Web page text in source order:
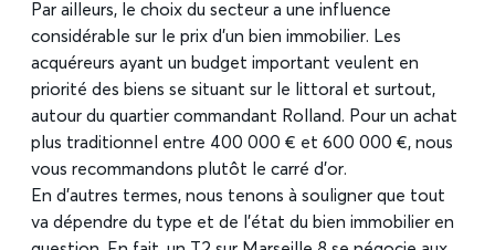
Par ailleurs, le choix du secteur a une influence
considérable sur le prix d’un bien immobilier. Les
acquéreurs ayant un budget important veulent en
priorité des biens se situant sur le littoral et surtout,
autour du quartier commandant Rolland. Pour un achat
plus traditionnel entre 400 000 € et 600 000 €, nous
vous recommandons plutôt le carré d’or.
En d’autres termes, nous tenons à souligner que tout
va dépendre du type et de l’état du bien immobilier en